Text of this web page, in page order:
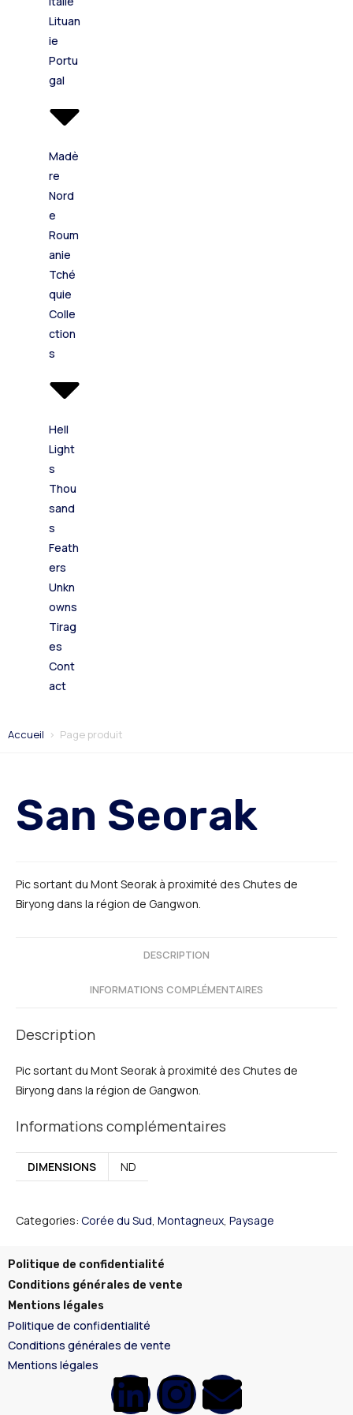
Lituan
ie
Portu
gal
Madè
re
Nord
e
Roum
anie
Tché
quie
Colle
ction
s
Hell
Light
s
Thou
sand
s
Feath
ers
Unkn
owns
Tirag
es
Cont
act
Accueil > Page produit
San Seorak
Pic sortant du Mont Seorak à proximité des Chutes de
Biryong dans la région de Gangwon.
DESCRIPTION
INFORMATIONS COMPLÉMENTAIRES
Description
Pic sortant du Mont Seorak à proximité des Chutes de
Biryong dans la région de Gangwon.
Informations complémentaires
DIMENSIONS ND
Categories: Corée du Sud Montagneux Paysage
Politique de confidentialité
Conditions générales de vente
Mentions légales
Politique de confidentialité
Conditions générales de vente
Mentions légales